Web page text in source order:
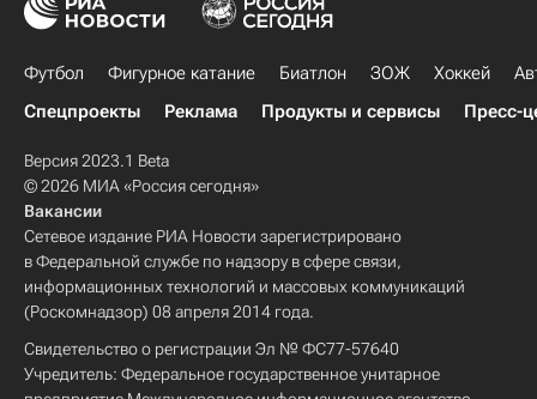
Футбол Фигурное катание Биатлон ЗОЖ Хоккей
Спецпроекты
Реклама Продукты и сервисы Пресс-
Версия 2023.1 Beta
© 2026 МИА «Россия сегодня»
Вакансии
Сетевое издание РИА Новости зарегистрировано
в Федеральной службе по надзору в сфере связи,
информационных технологий и массовых коммуникаций
(Роскомнадзор) 08 апреля 2014 года.
Свидетельство о регистрации Эл № ФС77-57640
Учредитель: Федеральное государственное унитарное